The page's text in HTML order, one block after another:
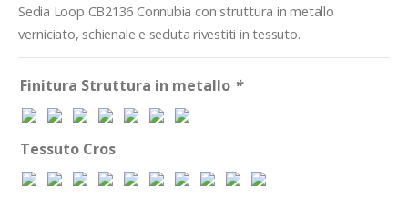
Sedia Loop CB2136 Connubia con struttura in metallo
verniciato, schienale e seduta rivestiti in tessuto.
Finitura Struttura in metallo *
Tessuto Cros